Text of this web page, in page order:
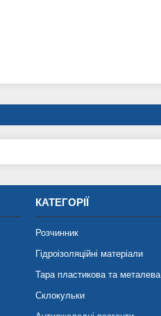
КАТЕГОРІЇ
Розчинник
Гідроізоляційні матеріали
Тара пластикова та металева
Склокульки